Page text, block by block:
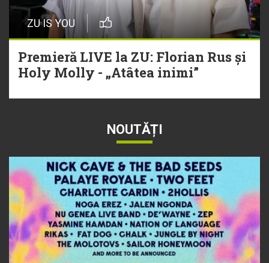
ZU IS YOU
Premieră LIVE la ZU: Florian Rus și
Holy Molly - „Atâtea inimi”
NOUTĂȚI